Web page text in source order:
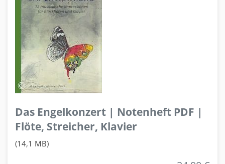
Das Engelkonzert | Notenheft PDF |
Flöte, Streicher, Klavier
(14,1 MB)